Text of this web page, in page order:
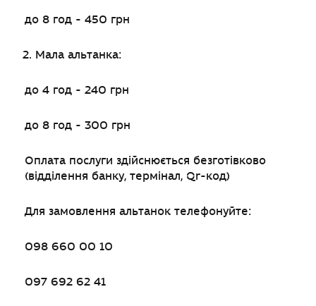
до 8 год - 450 грн
Мала альтанка:
до 4 год - 240 грн
до 8 год - 300 грн
Оплата послуги здійснюється безготівково
(відділення банку, термінал, Qr-код)
Для замовлення альтанок телефонуйте:
098 660 00 10
097 692 62 41